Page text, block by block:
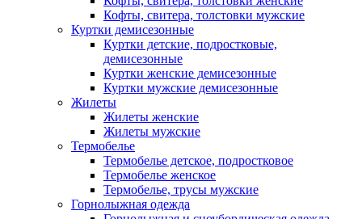
Кофты, свитера, толстовки мужские
Куртки демисезонные
Куртки детские, подростковые,
демисезонные
Куртки женские демисезонные
Куртки мужские демисезонные
Жилеты
Жилеты женские
Жилеты мужские
Термобелье
Термобелье детское, подростковое
Термобелье женское
Термобелье, трусы мужские
Горнолыжная одежда